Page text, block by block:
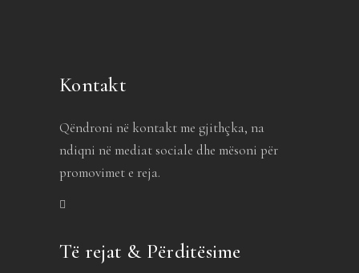
Kontakt
Qëndroni në kontakt me gjithçka, na
ndiqni në mediat sociale dhe mësoni për
promovimet e reja.
Të rejat & Përditësime